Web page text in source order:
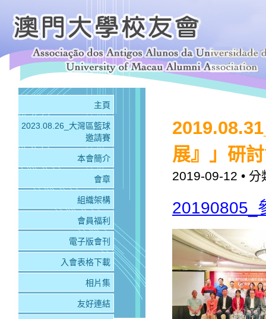
展』」研
2019-09-12 •
20190805_
主頁
2023.08.26_大灣區籃球
邀請賽
本會簡介
會章
組織架構
會員福利
電子版會刊
入會表格下載
相片集
友好連結